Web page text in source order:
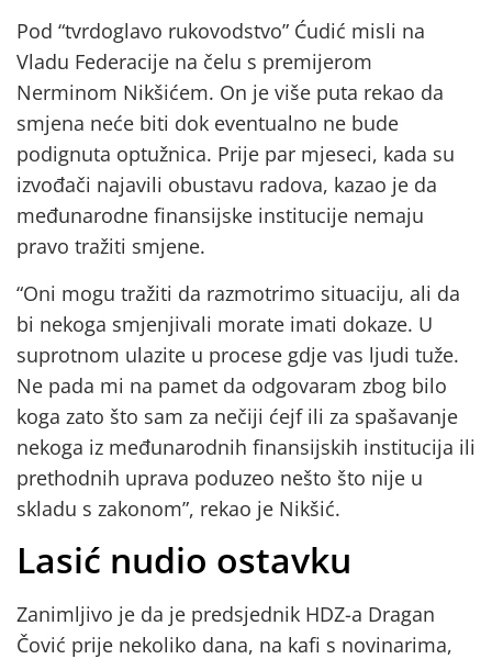
Pod “tvrdoglavo rukovodstvo” Ćudić misli na
Vladu Federacije na čelu s premijerom
Nerminom Nikšićem. On je više puta rekao da
smjena neće biti dok eventualno ne bude
podignuta optužnica. Prije par mjeseci, kada su
izvođači najavili obustavu radova, kazao je da
međunarodne finansijske institucije nemaju
pravo tražiti smjene.
“Oni mogu tražiti da razmotrimo situaciju, ali da
bi nekoga smjenjivali morate imati dokaze. U
suprotnom ulazite u procese gdje vas ljudi tuže.
Ne pada mi na pamet da odgovaram zbog bilo
koga zato što sam za nečiji ćejf ili za spašavanje
nekoga iz međunarodnih finansijskih institucija ili
prethodnih uprava poduzeo nešto što nije u
skladu s zakonom”, rekao je Nikšić.
Lasić nudio ostavku
Zanimljivo je da je predsjednik HDZ-a Dragan
Čović prije nekoliko dana, na kafi s novinarima,